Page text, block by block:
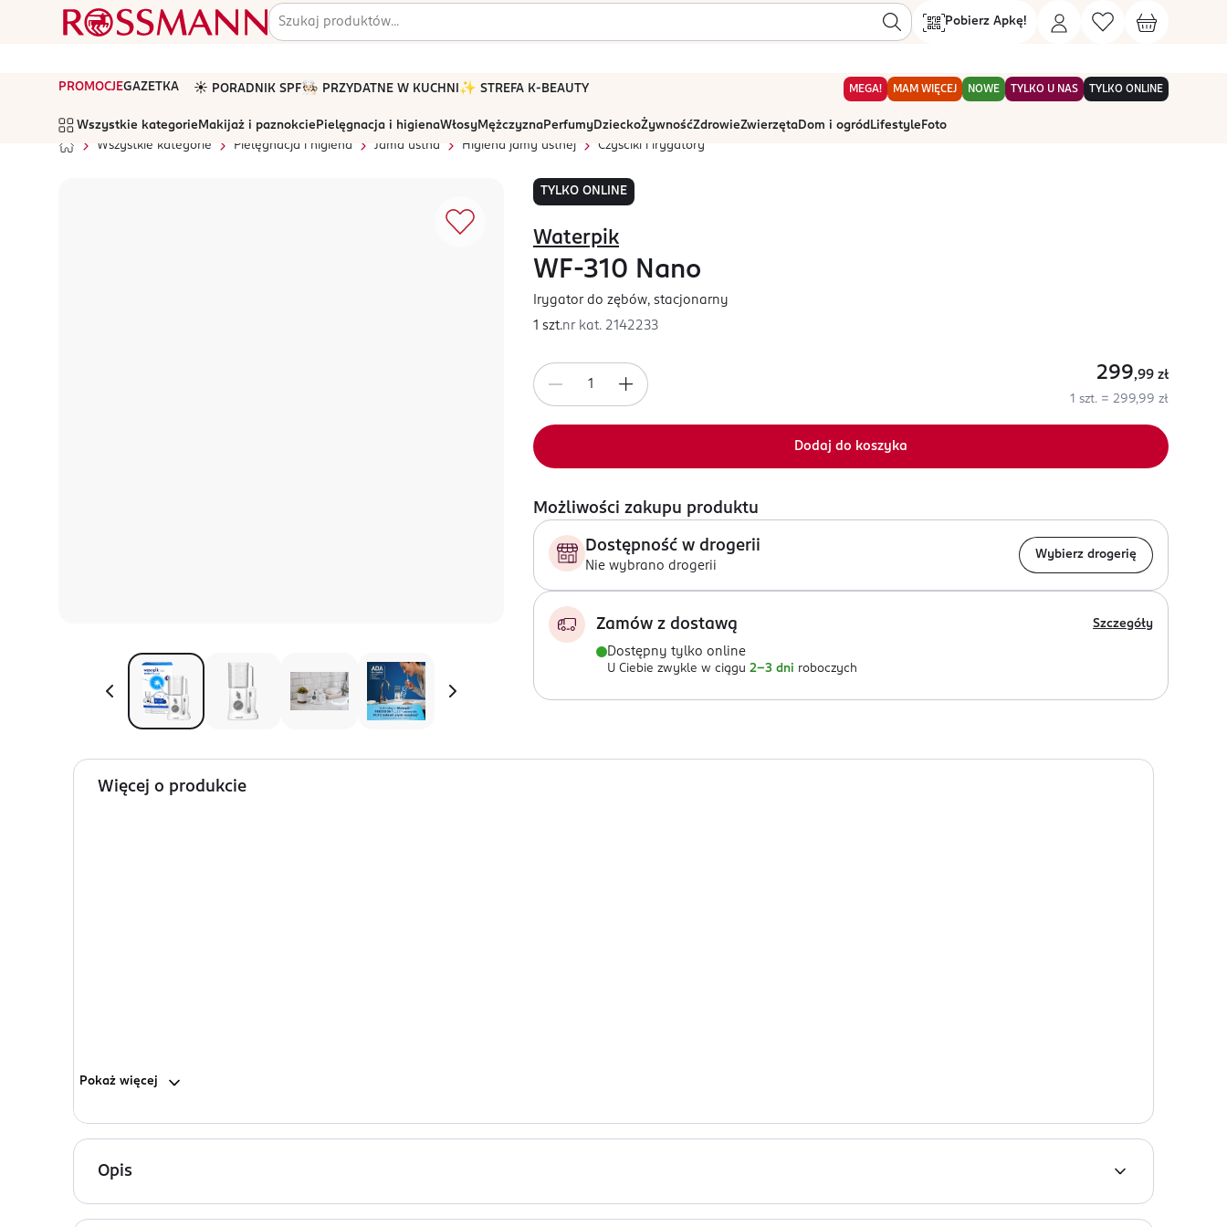
Pobierz Apkę!
PROMOCJEGAZETKA ☀️ PORADNIK SPF🧑🏻‍🍳 PRZYDATNE W KUCHNI ✨ STREFA K-BEAUTY MEGA! MAM WIĘCEJ NOWE TYLKO U NAS TYLKO ONLINE
Wszystkie kategorie Makijaż i paznokcie Pielęgnacja i higienaWłosyMężczyznaPerfumyDzieckoŻywnośćZdrowieZwierzętaDom i ogród Lifestyle Foto
Wszystkie kategorie
Pielęgnacja i higiena Jama ustna Higiena jamy ustnej Czyściki i irygatory
TYLKO ONLINE
Waterpik
WF-310 Nano
Irygator do zębów, stacjonarny
1 szt.nr kat. 2142233
299,99 zł
1 szt. = 299,99 zł
Dodaj do koszyka
Możliwości zakupu produktu
Dostępność w drogerii
Nie wybrano drogerii
Wybierz drogerię
Zamów z dostawą Szczegóły
Dostępny tylko online
U Ciebie zwykle w ciągu 2-3 dni roboczych
Więcej o produkcie
Pokaż więcej
Opis
Irygator do zębów stacjonarny Waterpik WF-310 Nano